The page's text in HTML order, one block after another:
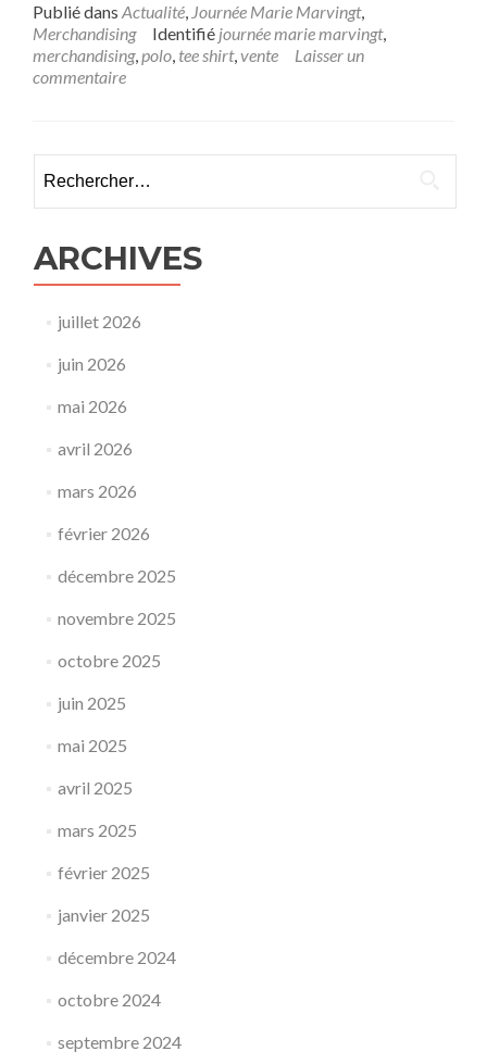
Publié dans Actualité, Journée Marie Marvingt,
Merchandising
Identifié journée marie marvingt,
merchandising,polo, tee shirt,vente
Laisser un
commentaire
ARCHIVES
juillet 2026
juin 2026
mai 2026
avril 2026
mars 2026
février 2026
décembre 2025
novembre 2025
octobre 2025
juin 2025
mai 2025
avril 2025
mars 2025
février 2025
janvier 2025
décembre 2024
octobre 2024
septembre 2024